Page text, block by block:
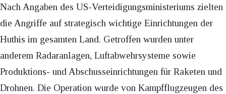
Nach Angaben des US-Verteidigungsministeriums zielten
die Angriffe auf strategisch wichtige Einrichtungen der
Huthis im gesamten Land. Getroffen wurden unter
anderem Radaranlagen, Luftabwehrsysteme sowie
Produktions- und Abschusseinrichtungen für Raketen und
Drohnen. Die Operation wurde von Kampfflugzeugen des